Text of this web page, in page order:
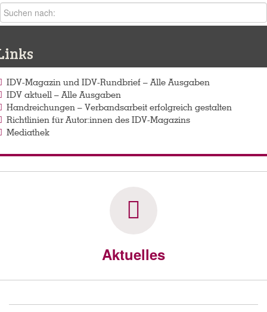
IDV-Magazin und IDV-Rundbrief – Alle Ausgaben
IDV aktuell – Alle Ausgaben
Handreichungen – Verbandsarbeit erfolgreich gestalten
Richtlinien für Autor:innen des IDV-Magazins
Mediathek
Aktuelles